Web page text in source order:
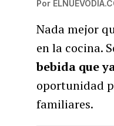
Por
Nada mejor
en la cocina.
bebida que
oportunidad
familiares.